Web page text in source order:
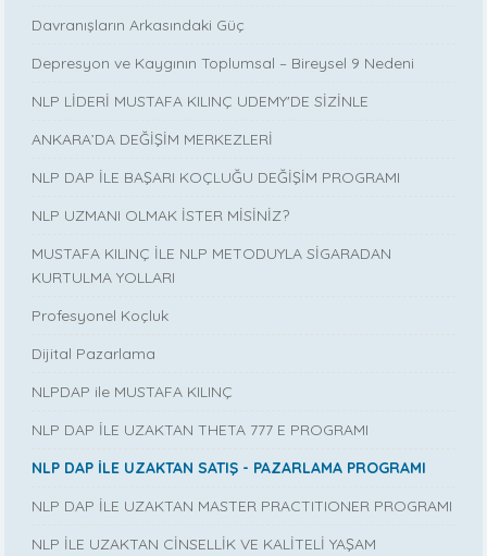
Davranışların Arkasındaki Güç
Depresyon ve Kaygının Toplumsal – Bireysel 9 Nedeni
NLP LİDERİ MUSTAFA KILINÇ UDEMY'DE SİZİNLE
ANKARA’DA DEĞİŞİM MERKEZLERİ
NLP DAP İLE BAŞARI KOÇLUĞU DEĞİŞİM PROGRAMI
NLP UZMANI OLMAK İSTER MİSİNİZ?
MUSTAFA KILINÇ İLE NLP METODUYLA SİGARADAN
KURTULMA YOLLARI
Profesyonel Koçluk
Dijital Pazarlama
NLPDAP ile MUSTAFA KILINÇ
NLP DAP İLE UZAKTAN THETA 777 E PROGRAMI
NLP DAP İLE UZAKTAN SATIŞ - PAZARLAMA PROGRAMI
NLP DAP İLE UZAKTAN MASTER PRACTITIONER PROGRAMI
NLP İLE UZAKTAN CİNSELLİK VE KALİTELİ YAŞAM